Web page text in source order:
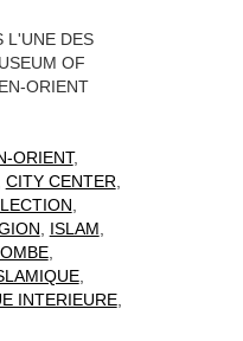
L'UNE DES
OF
ORIENT
ORIENT,
CITY CENTER
ISLAM
,
,
INTERIEURE,